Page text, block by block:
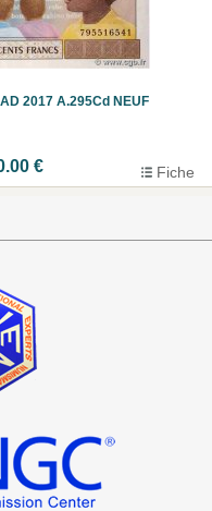
2017 A.295Cd NEUF
€ Fiche